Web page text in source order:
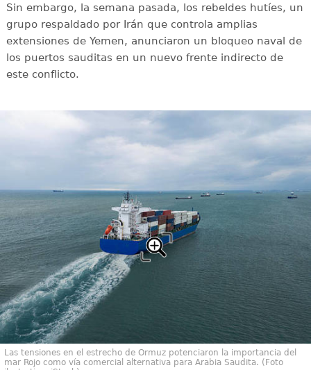
Sin embargo, la semana pasada, los rebeldes hutíes, un
grupo respaldado por Irán que controla amplias
extensiones de Yemen, anunciaron un bloqueo naval de
los puertos sauditas en un nuevo frente indirecto de
este conflicto.
Las tensiones en el estrecho de Ormuz potenciaron la importancia del
mar Rojo como vía comercial alternativa para Arabia Saudita. (Foto